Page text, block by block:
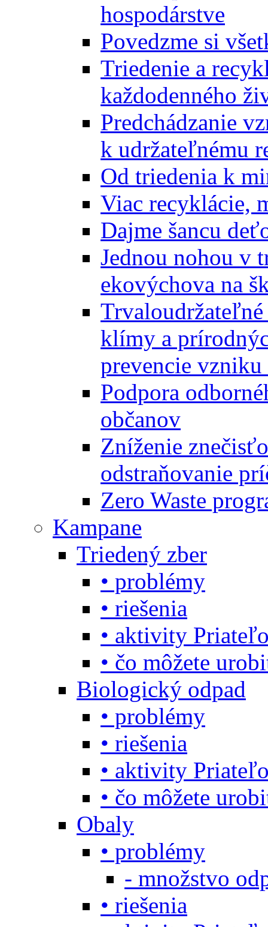
hospodárstve
Povedzme si
Triedenie a
každodenného
Predchádzanie
k udržateľnému
Od triedenia k
Viac recyklácie,
Dajme šancu
Jednou nohou v
ekovýchova na
klímy a
prevencie vzniku
Podpora
občanov
Zníženie
odstraňovanie
Zero Waste
Kampane
Triedený zber
• problémy
• riešenia
• aktivity
• čo môžete
Biologický odpad
• problémy
• riešenia
• aktivity
• čo môžete
Obaly
• problémy
- množstvo
• riešenia